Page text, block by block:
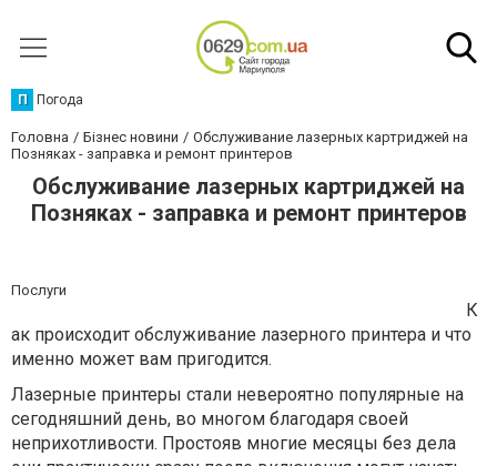
П Погода
Головна Бізнес новини
Обслуживание лазерных картриджей на
Позняках - заправка и ремонт принтеров
Обслуживание лазерных картриджей на
Позняках - заправка и ремонт принтеров
Послуги
К
ак происходит обслуживание лазерного принтера и что
именно может вам пригодится.
Лазерные принтеры стали невероятно популярные на
сегодняшний день, во многом благодаря своей
неприхотливости. Простояв многие месяцы без дела